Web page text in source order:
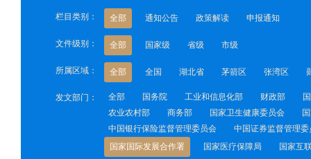
栏目类别： 全部 通知公告 政策解读 申报通知
文件级别： 全部 国家级 省级 市级
所属区域： 全部 全国 湖北省 茅箭区 张湾区
发文部门： 全部 国务院 工业和信息化部 财政部
农业农村部
商务部 国家卫生健康委员会
中国银行保险监督管理委员会
中国证券监督管理委
国家国际发展合作署
国家医疗保障局
国家互